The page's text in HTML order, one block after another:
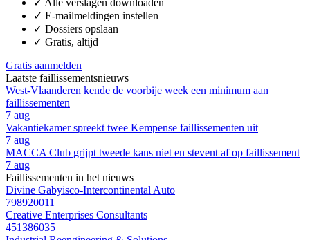
✓ E-mailmeldingen instellen
✓ Dossiers opslaan
✓ Gratis, altijd
Gratis aanmelden
Laatste faillissementsnieuws
West-Vlaanderen kende de voorbije week een minimum aan
faillissementen
7 aug
Vakantiekamer spreekt twee Kempense faillissementen uit
7 aug
MACCA Club grijpt tweede kans niet en stevent af op faillissement
7 aug
Faillissementen in het nieuws
Divine Gabyisco-Intercontinental Auto
798920011
Creative Enterprises Consultants
451386035